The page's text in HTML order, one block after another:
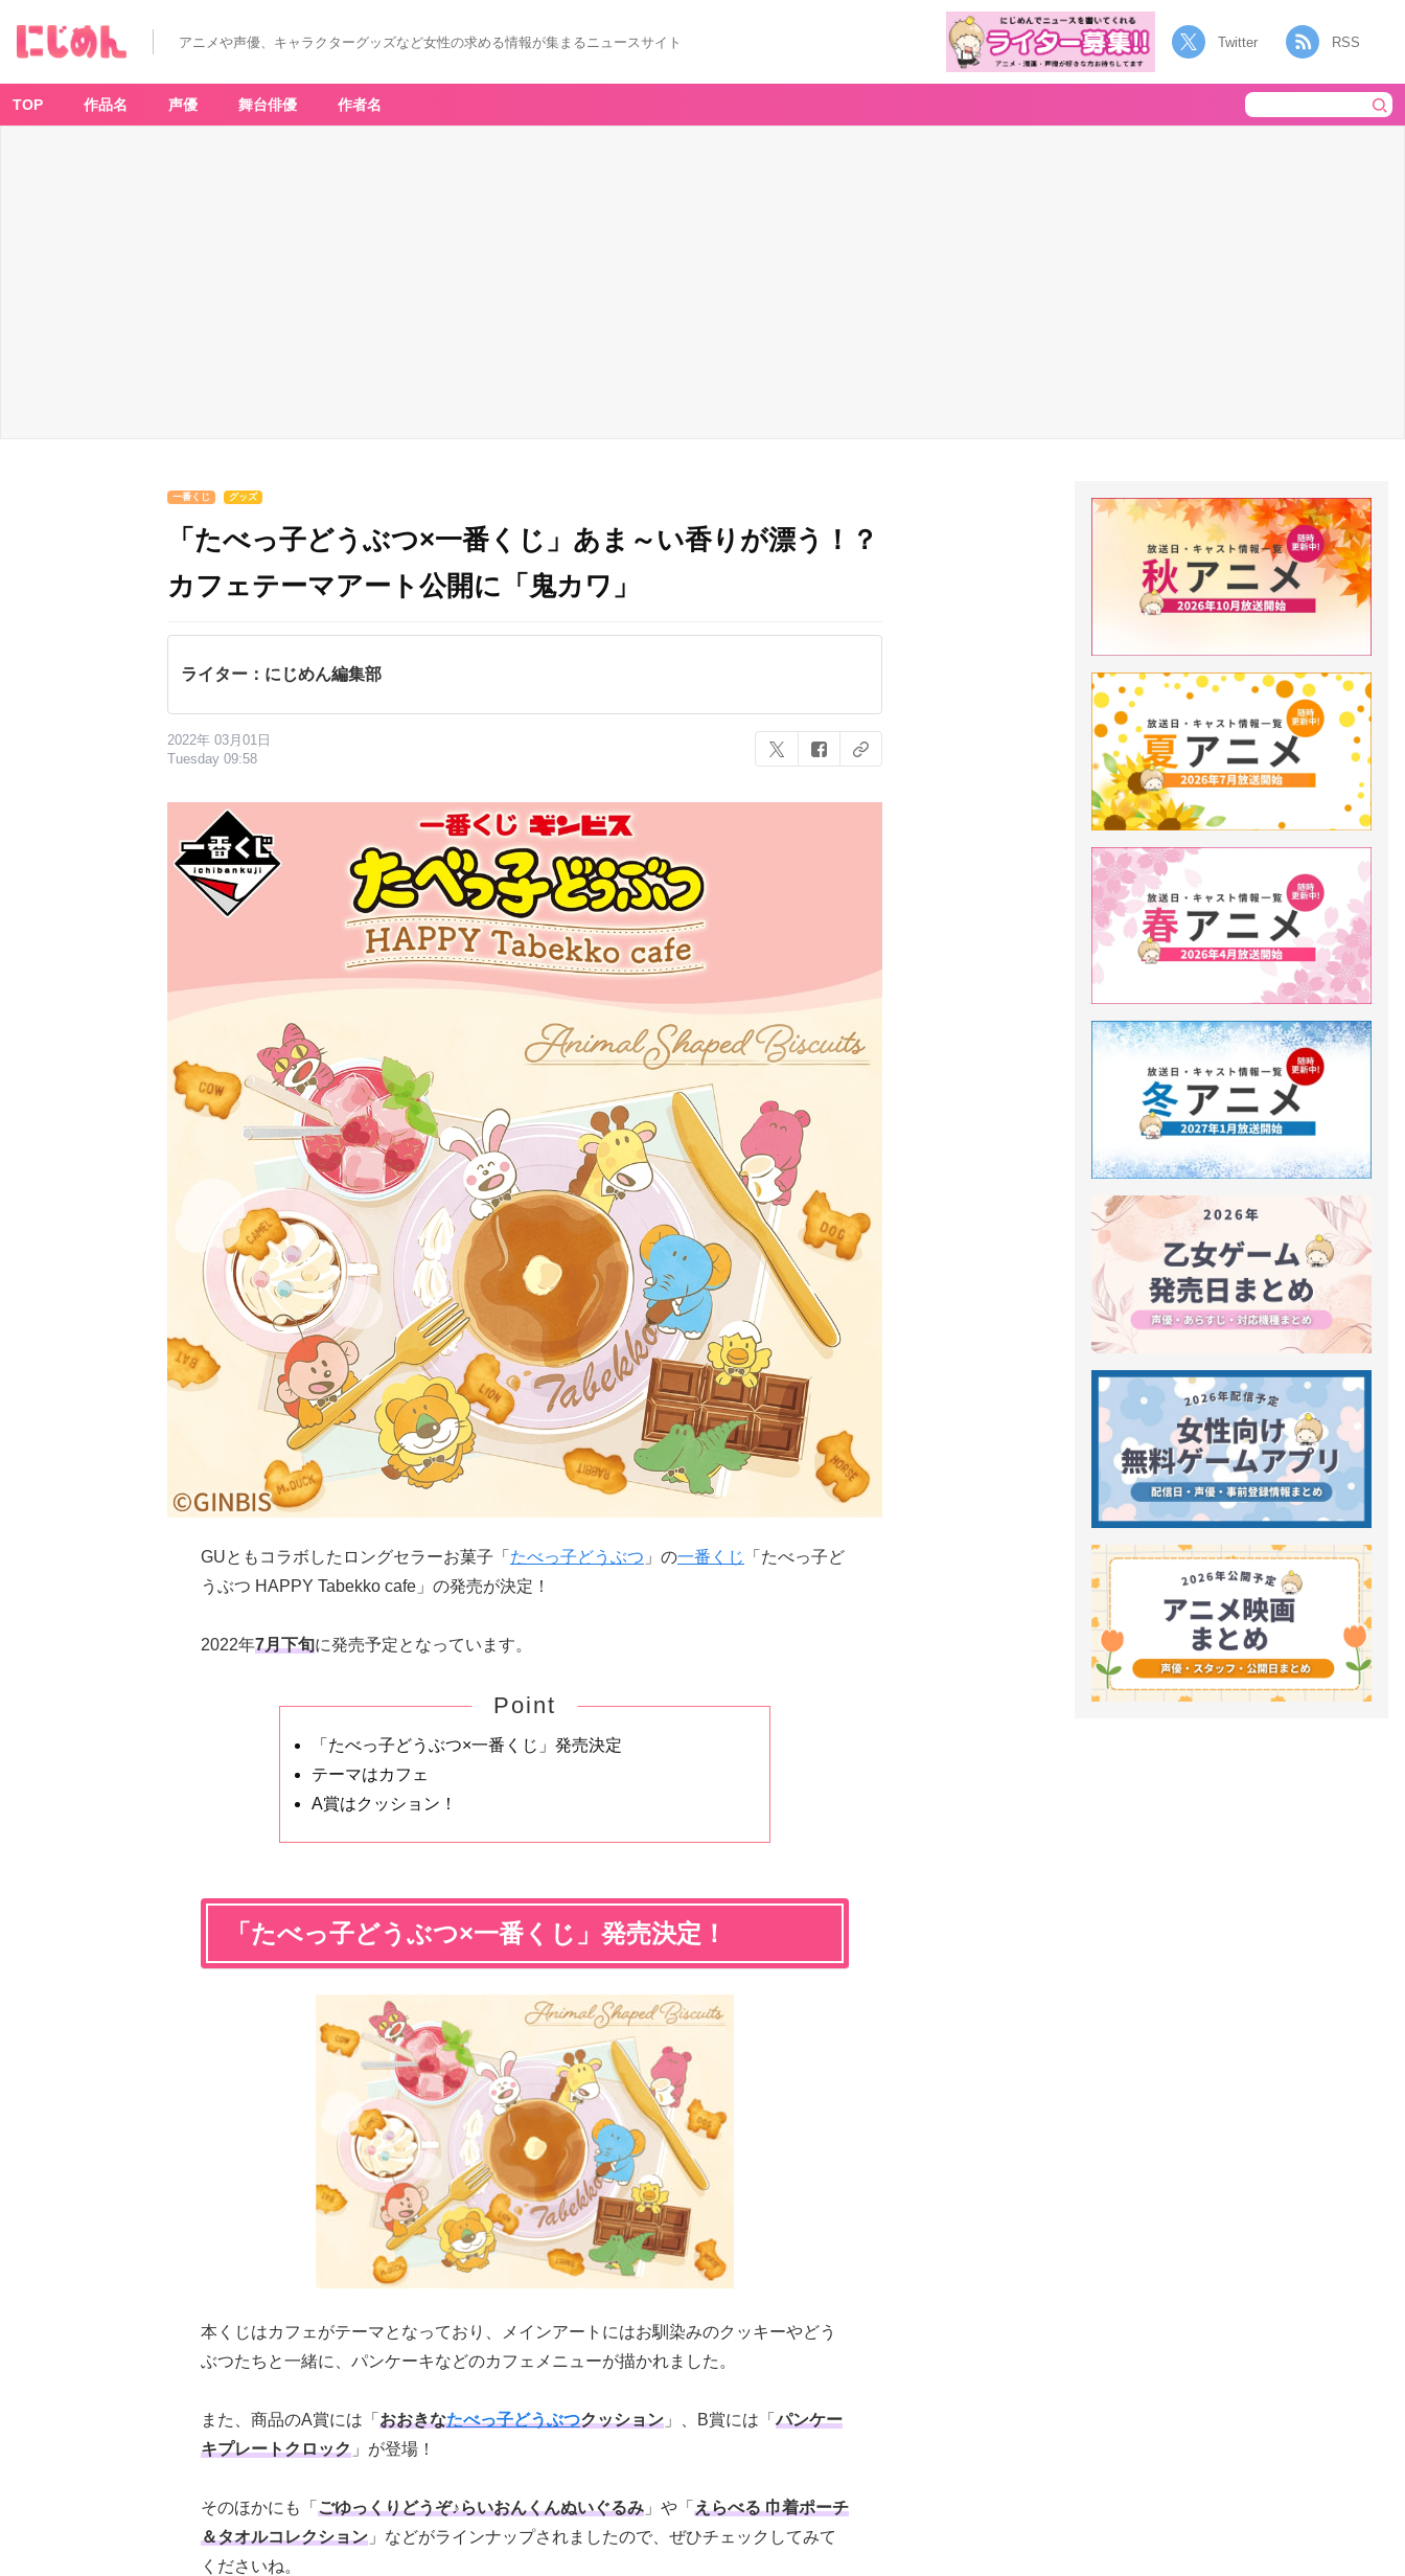
アニメや声優、キャラクターグッズなど女性の求める情報が集まるニュースサイト Twitter RSS
TOP 作品名 声優 舞台俳優 作者名
一番くじ グッズ
「たべっ子どうぶつ×一番くじ」あま～い香りが漂う！？
カフェテーマアート公開に「鬼カワ」
ライター：にじめん編集部
2022年 03月01日
Tuesday 09:58
GUともコラボしたロングセラーお菓子「 たべっ子どうぶつ 」の一番くじ
「たべっ子ど
うぶつ HAPPY Tabekko cafe」の発売が決定！
2022年7月下旬に発売予定となっています。
Point
「たべっ子どうぶつ×一番くじ」発売決定
テーマはカフェ
A賞はクッション！
「たべっ子どうぶつ×一番くじ」発売決定！
本くじはカフェがテーマとなっており、メインアートにはお馴染みのクッキーやどう
ぶつたちと一緒に、パンケーキなどのカフェメニューが描かれました。
また、商品のA賞には「 おおきなたべっ子どうぶつクッション 」、B賞には「パンケー
キプレートクロック 」が登場！
そのほかにも「 ごゆっくりどうぞ♪らいおんくんぬいぐるみ 」や「 えらべる 巾着ポーチ
＆タオルコレクション 」などがラインナップされましたので、ぜひチェックしてみて
くださいね。